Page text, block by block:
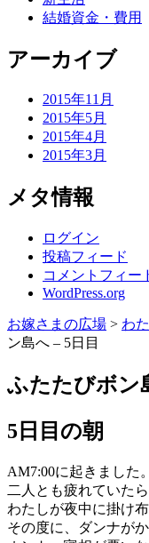
結婚資金・費用
アーカイブ
2015年11月
2015年5月
2015年4月
2015年3月
メタ情報
ログイン
投稿フィード
コメントフィー
WordPress.org
お嫁さまの広場 > わ
ン島へ – 5日目
ふたたびボン
5日目の朝
AM7:00に起きました。
二人とも疲れていた
わたしが夜中に掛け
その度に、ダンナが